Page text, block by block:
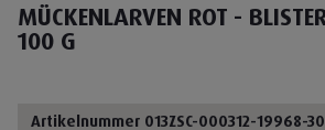
MÜCKENLARVEN ROT -
100 G
Artikelnummer 013ZSC-000312-19968-30